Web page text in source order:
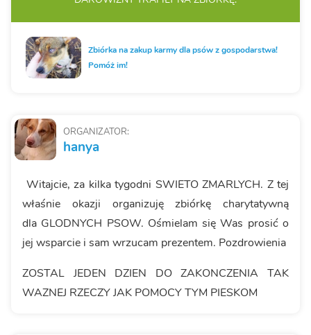
ORGANIZATOR:
hanya
Witajcie, za kilka tygodni SWIETO ZMARLYCH. Z tej
właśnie okazji organizuję zbiórkę charytatywną
dla GLODNYCH PSOW. Ośmielam się Was prosić o
jej wsparcie i sam wrzucam prezentem. Pozdrowienia
ZOSTAL JEDEN DZIEN DO ZAKONCZENIA TAK
WAZNEJ RZECZY JAK POMOCY TYM PIESKOM
Zbiórka na zakup karmy dla psów z gospodarstwa!
Pomóż im!